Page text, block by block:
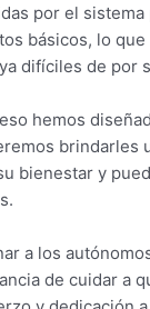
por el
básicos, lo
difíciles de por
hemos
brindarles
bienestar y
a los
de cuidar a